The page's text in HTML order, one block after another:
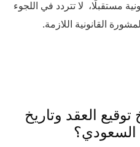
مستقبلًا، لا تتردد في اللجوء
القانونية اللازمة.
العقد وتاريخ
السعودي؟